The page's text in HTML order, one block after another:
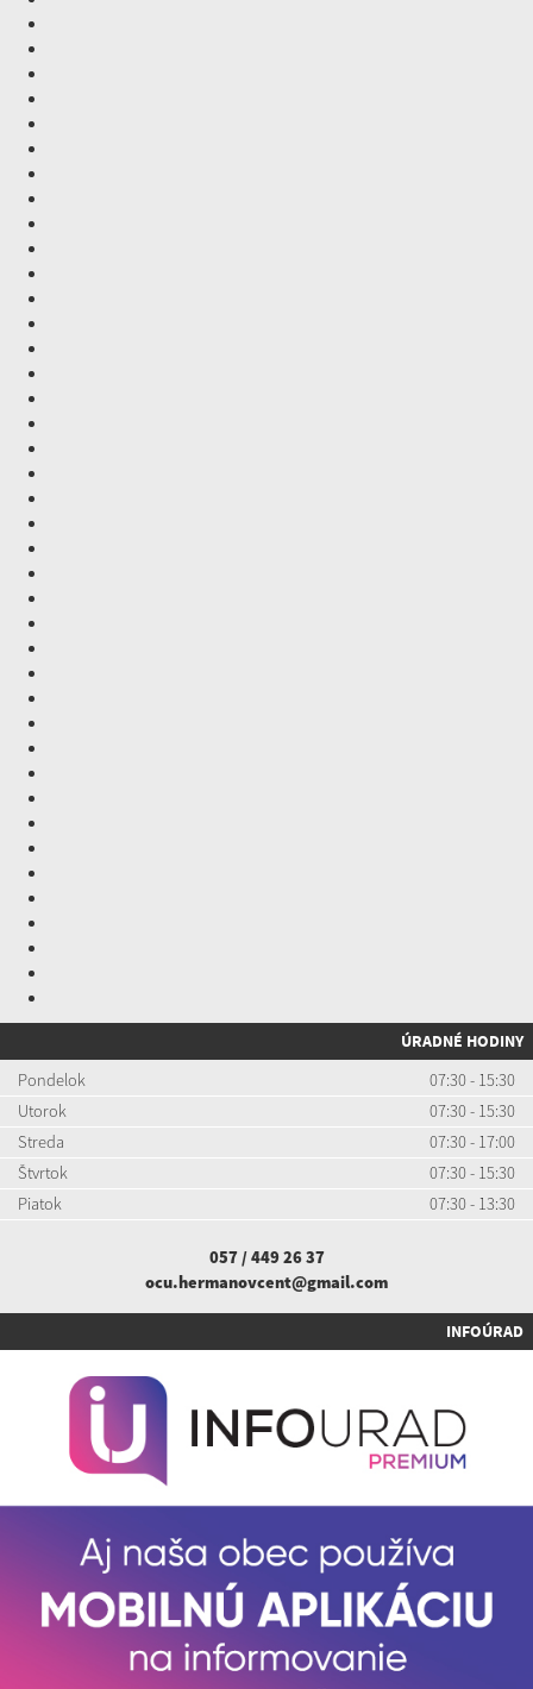
ÚRADNÉ HODINY
Pondelok
07:30 - 15:30
Utorok
07:30 - 15:30
Streda
07:30 - 17:00
Štvrtok
07:30 - 15:30
Piatok
07:30 - 13:30
057 / 449 26 37
ocu.hermanovcent@gmail.com
INFOÚRAD